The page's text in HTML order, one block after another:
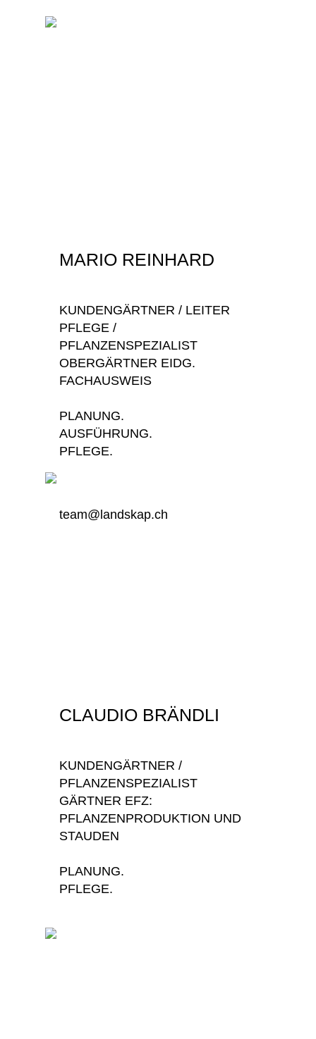
MARIO REINHARD
KUNDENGÄRTNER / LEITER
PFLEGE /
PFLANZENSPEZIALIST
OBERGÄRTNER EIDG.
FACHAUSWEIS
PLANUNG.
AUSFÜHRUNG.
PFLEGE.
team@landskap.ch
CLAUDIO BRÄNDLI
KUNDENGÄRTNER /
PFLANZENSPEZIALIST
GÄRTNER EFZ:
PFLANZENPRODUKTION UND
STAUDEN
PLANUNG.
PFLEGE.